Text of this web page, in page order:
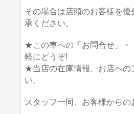
その場合は店頭のお客様を
承ください。
★この車への「お問合せ」・
軽にどうぞ!
★当店の在庫情報、お店への
い。
スタッフ一同、お客様から